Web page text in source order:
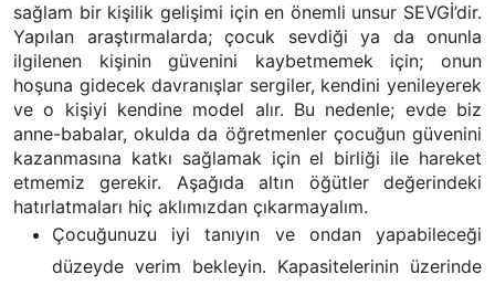
sağlam bir kişilik gelişimi için en önemli unsur SEVGİ’dir.
Yapılan araştırmalarda; çocuk sevdiği ya da onunla
ilgilenen kişinin güvenini kaybetmemek için; onun
hoşuna gidecek davranışlar sergiler, kendini yenileyerek
ve o kişiyi kendine model alır. Bu nedenle; evde biz
anne-babalar, okulda da öğretmenler çocuğun güvenini
kazanmasına katkı sağlamak için el birliği ile hareket
etmemiz gerekir. Aşağıda altın öğütler değerindeki
hatırlatmaları hiç aklımızdan çıkarmayalım.
Çocuğunuzu iyi tanıyın ve ondan yapabileceği
düzeyde verim bekleyin. Kapasitelerinin üzerinde